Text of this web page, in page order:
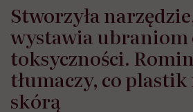
Stworzyła
wystawia ubraniom
toksyczności.
tłumaczy, co plastik
skórą